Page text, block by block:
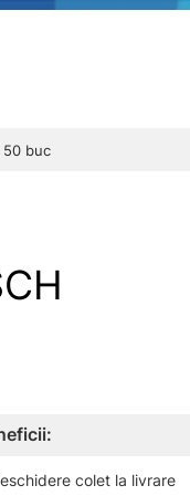
50 buc
colet la livrare